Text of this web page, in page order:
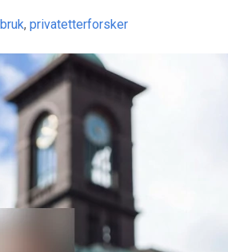
, privatetterforsker